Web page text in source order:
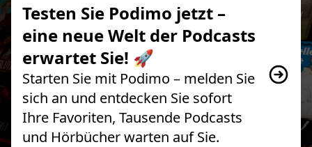
Testen Sie Podimo jetzt –
eine neue Welt der Podcasts
erwartet Sie! 🚀
Starten Sie mit Podimo – melden Sie
sich an und entdecken Sie sofort
Ihre Favoriten, Tausende Podcasts
und Hörbücher warten auf Sie.